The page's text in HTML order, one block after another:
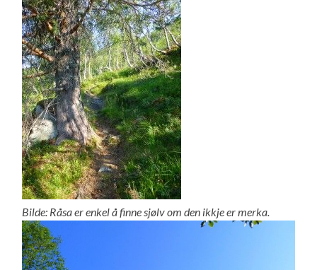
Bilde: Råsa er enkel å finne sjølv om den ikkje er merka.